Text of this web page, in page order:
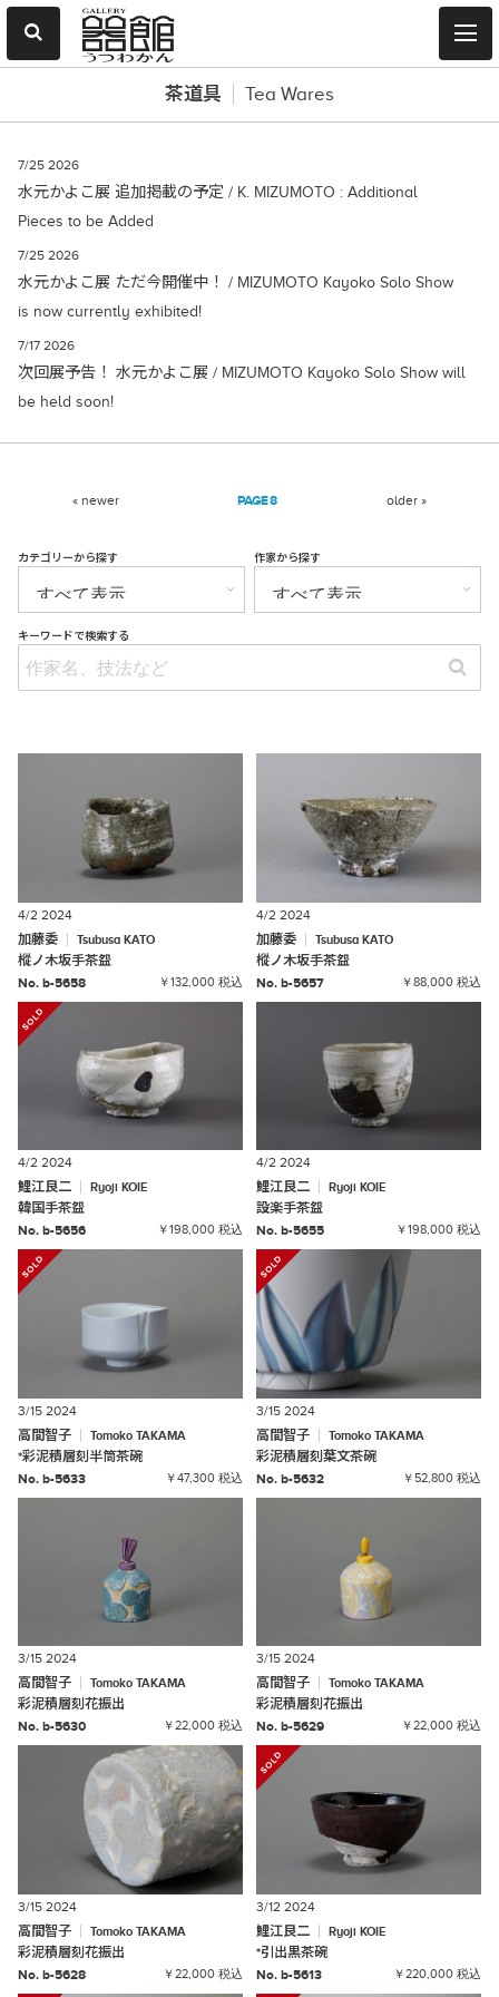
茶道具 Tea Wares
7/25 2026
水元かよこ展 追加掲載の予定 / K. MIZUMOTO : Additional
Pieces to be Added
7/25 2026
水元かよこ展 ただ今開催中！ / MIZUMOTO Kayoko Solo Show
is now currently exhibited!
7/17 2026
次回展予告！ 水元かよこ展 / MIZUMOTO Kayoko Solo Show will
be held soon!
« newer 8 older »
カテゴリーから探す 作家から探す
キーワードで検索する
4/2 2024
加藤委
Tsubusa KATO
樅ノ木坂手茶盌
No. b-5658
￥132,000 税込
4/2 2024
加藤委
Tsubusa KATO
樅ノ木坂手茶盌
No. b-5657
￥88,000 税込
4/2 2024
鯉江良二
Ryoji KOIE
韓国手茶盌
No. b-5656
￥198,000 税込
4/2 2024
鯉江良二
Ryoji KOIE
設楽手茶盌
No. b-5655
￥198,000 税込
3/15 2024
高間智子
Tomoko TAKAMA
*彩泥積層刻半筒茶碗
No. b-5633
￥47,300 税込
3/15 2024
高間智子
Tomoko TAKAMA
彩泥積層刻葉文茶碗
No. b-5632
￥52,800 税込
3/15 2024
高間智子
Tomoko TAKAMA
彩泥積層刻花振出
No. b-5630
￥22,000 税込
3/15 2024
高間智子
Tomoko TAKAMA
彩泥積層刻花振出
No. b-5629
￥22,000 税込
3/15 2024
高間智子
Tomoko TAKAMA
彩泥積層刻花振出
No. b-5628
￥22,000 税込
3/12 2024
鯉江良二
Ryoji KOIE
*引出黒茶碗
No. b-5613
￥220,000 税込